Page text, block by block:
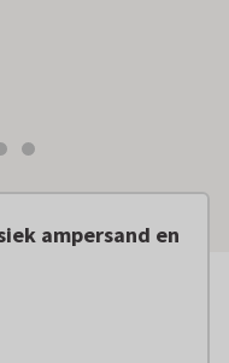
ampersand en